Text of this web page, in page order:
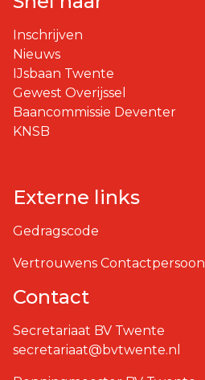
Inschrijven
Nieuws
IJsbaan Twente
Gewest Overijssel
Baancommissie Deventer
KNSB
Externe links
Gedragscode
Vertrouwens Contactpersoon
Contact
Secretariaat BV Twente
secretariaat@bvtwente.nl